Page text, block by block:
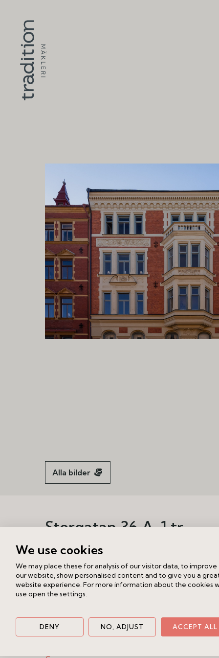
Alla bilder
Storgatan 36 A, 1 tr
Östermalm - invid
6 500 000 kr (slutpris)
Tyst och rofyllt mot fin innergård i
Storgatan 36. I de mycket
Djurgården och Nybroviken
och stilrena tvårummare om 39
"uterum" med vy över grönskande
We use cookies
We may place these for analysis of our visitor data, to improve
our website, show personalised content and to give you a
website experience. For more information about the cookies
use open the settings.
DENY NO, ADJUST ACCEPT ALL